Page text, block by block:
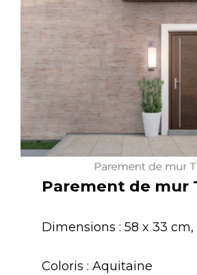
Parement de mur
Dimensions : 58 x 33 cm,
Coloris : Aquitaine